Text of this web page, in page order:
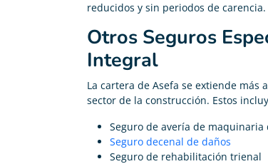
reducidos y sin periodos de carencia.
Otros Seguros
Integral
La cartera de Asefa se extiende más
sector de la construcción. Estos
Seguro de avería de maquinaria
Seguro decenal de daños
Seguro de rehabilitación trienal